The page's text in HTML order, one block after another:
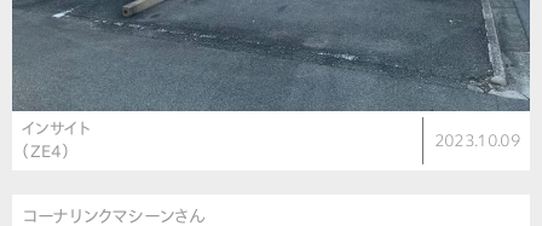
インサイト
（ZE4）
2023.10.09
コーナリンクマシーンさん